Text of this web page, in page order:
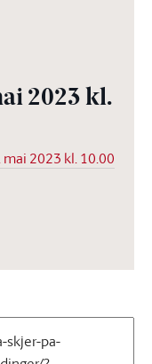
2023 kl.
2023 kl. 10.00